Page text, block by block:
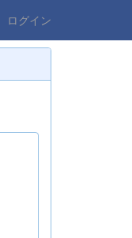
ログイン